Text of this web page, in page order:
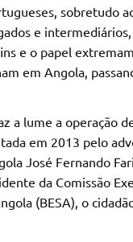
sobretudo
e
e o papel
em Angola,
a lume a operação
em 2013 pelo
José Fernando
da Comissão
(BESA), o